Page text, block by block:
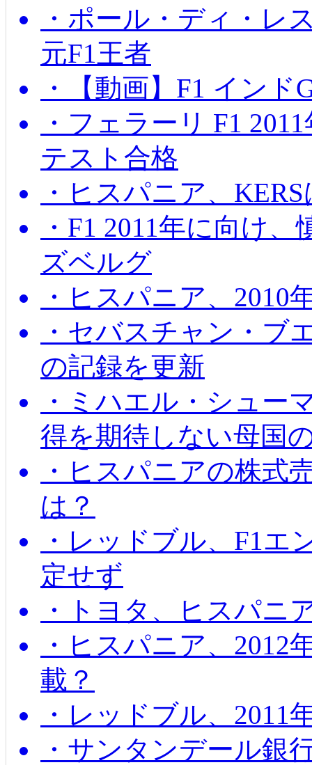
・ポール・ディ・レ
元F1王者
・【動画】F1 イン
・フェラーリ F1
テスト合格
・ヒスパニア、
・F1 2011年に向け
ズベルグ
・ヒスパニア、2010
・セバスチャン・ブ
の記録を更新
・ミハエル・シュー
得を期待しない母国
・ヒスパニアの株式
は？
・レッドブル、F1エ
定せず
・トヨタ、ヒスパニ
・ヒスパニア、2012
載？
・レッドブル、2011
・サンタンデール銀